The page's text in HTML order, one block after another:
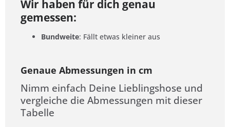
Wir haben für dich genau
gemessen:
Bundweite: Fällt etwas kleiner aus
Genaue Abmessungen in cm
Nimm einfach Deine Lieblingshose und
vergleiche die Abmessungen mit dieser
Tabelle